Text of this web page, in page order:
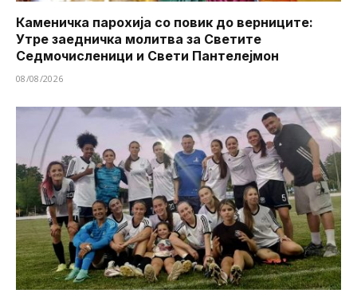
Каменичка парохија со повик до верниците:
Утре заедничка молитва за Светите
Седмочисленици и Свети Пантелејмон
08/08/2026